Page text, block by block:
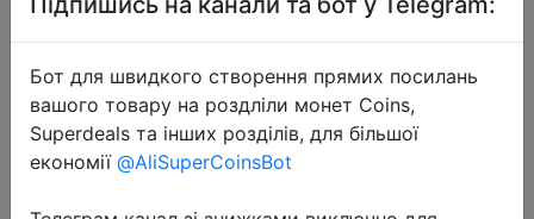
Бот для швидкого створення прямих посилань
вашого товару на роздліли монет Coins,
Superdeals та інших розділів, для більшої
економії @AliSuperCoinsBot